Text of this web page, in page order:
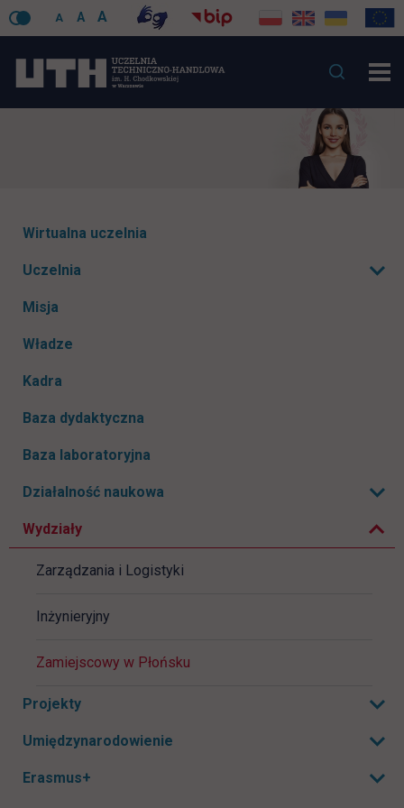
A A A
Pomiń
Wirtualna uczelnia
Uczelnia
Misja
Władze
Kadra
Baza dydaktyczna
Baza laboratoryjna
Działalność naukowa Rozwiń podmenu
Wydziały Zwiń podmenu
Zarządzania i Logistyki
Inżynieryjny
Zamiejscowy w Płońsku
Projekty Rozwiń podmenu
Umiędzynarodowienie Rozwiń podmenu
Erasmus+